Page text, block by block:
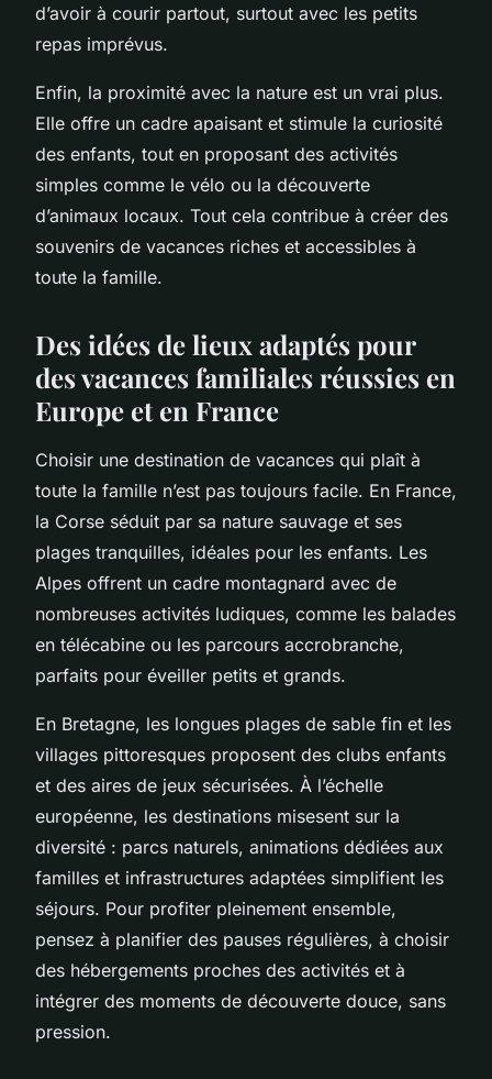
d’avoir à courir partout, surtout avec les petits
repas imprévus.
Enfin, la proximité avec la nature est un vrai plus.
Elle offre un cadre apaisant et stimule la curiosité
des enfants, tout en proposant des activités
simples comme le vélo ou la découverte
d’animaux locaux. Tout cela contribue à créer des
souvenirs de vacances riches et accessibles à
toute la famille.
Des idées de lieux adaptés pour
des vacances familiales réussies en
Europe et en France
Choisir une destination de vacances qui plaît à
toute la famille n’est pas toujours facile. En France,
la Corse séduit par sa nature sauvage et ses
plages tranquilles, idéales pour les enfants. Les
Alpes offrent un cadre montagnard avec de
nombreuses activités ludiques, comme les balades
en télécabine ou les parcours accrobranche,
parfaits pour éveiller petits et grands.
En Bretagne, les longues plages de sable fin et les
villages pittoresques proposent des clubs enfants
et des aires de jeux sécurisées. À l’échelle
européenne, les destinations misesent sur la
diversité : parcs naturels, animations dédiées aux
familles et infrastructures adaptées simplifient les
séjours. Pour profiter pleinement ensemble,
pensez à planifier des pauses régulières, à choisir
des hébergements proches des activités et à
intégrer des moments de découverte douce, sans
pression.